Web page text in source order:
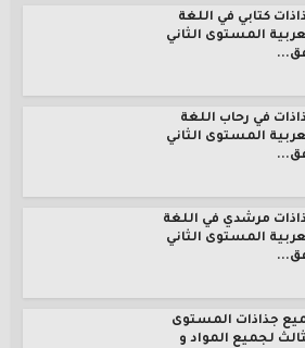
كتابي في اللغة
المستوى الثاني
في رحاب اللغة
المستوى الثاني
مرشدي في اللغة
المستوى الثاني
جذاذات المستوى
لجميع المواد و